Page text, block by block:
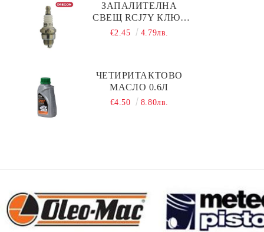
ЗАПАЛИТЕЛНА
СВЕЩ RCJ7Y КЛЮЧ
19 OREGON
€2.45 4.79лв.
ЧЕТИРИТАКТОВО
МАСЛО 0.6Л
€4.50 8.80лв.